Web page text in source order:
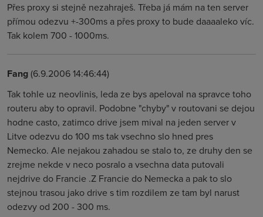
Přes proxy si stejně nezahraješ. Třeba já mám na ten server
přímou odezvu +-300ms a přes proxy to bude daaaaleko víc.
Tak kolem 700 - 1000ms.
Fang(6.9.2006 14:46:44)
Tak tohle uz neovlinis, leda ze bys apeloval na spravce toho
routeru aby to opravil. Podobne "chyby" v routovani se dejou
hodne casto, zatimco drive jsem mival na jeden server v
Litve odezvu do 100 ms tak vsechno slo hned pres
Nemecko. Ale nejakou zahadou se stalo to, ze druhy den se
zrejme nekde v neco posralo a vsechna data putovali
nejdrive do Francie .Z Francie do Nemecka a pak to slo
stejnou trasou jako drive s tim rozdilem ze tam byl narust
odezvy od 200 - 300 ms.